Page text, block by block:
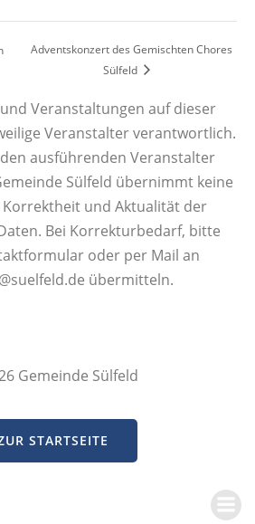
Adventskonzert des Gemischten Chores
Sülfeld
Veranstaltungen auf dieser
Veranstalter verantwortlich.
ausführenden Veranstalter
Sülfeld übernimmt keine
und Aktualität der
Bei Korrekturbedarf, bitte
oder per Mail an
übermitteln.
Gemeinde Sülfeld
STARTSEITE